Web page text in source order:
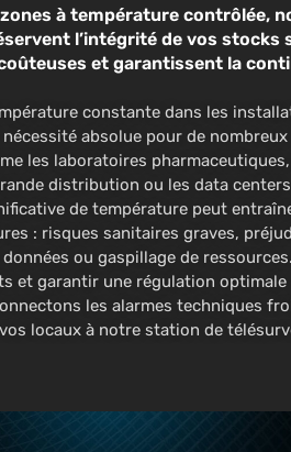
à température contrôlée,
l’intégrité de vos stocks
et garantissent la
constante dans les
absolue pour de
les laboratoires
distribution ou les data
de température peut
: risques sanitaires graves,
ou gaspillage de
et garantir une régulation optimale
les alarmes techniques
locaux à notre station de